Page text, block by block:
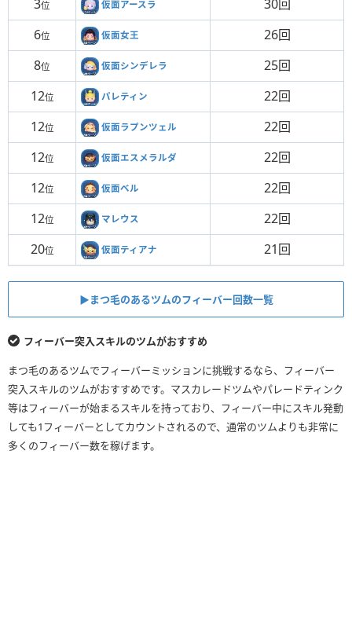
3位 仮面アースラ
30回
6位 仮面女王
26回
8位 仮面シンデレラ
25回
12位 パレティン
22回
12位 仮面ラプンツェル
22回
12位 仮面エスメラルダ
22回
12位 仮面ベル
22回
12位 マレウス
22回
20位 仮面ティアナ 21回
▶︎まつ毛のあるツムのフィーバー回数一覧
フィーバー突入スキルのツムがおすすめ
まつ毛のあるツムでフィーバーミッションに挑戦するなら、フィーバー
突入スキルのツムがおすすめです。マスカレードツムやパレードティンク
等はフィーバーが始まるスキルを持っており、フィーバー中にスキル発動
しても1フィーバーとしてカウントされるので、通常のツムよりも非常に
多くのフィーバー数を稼げます。